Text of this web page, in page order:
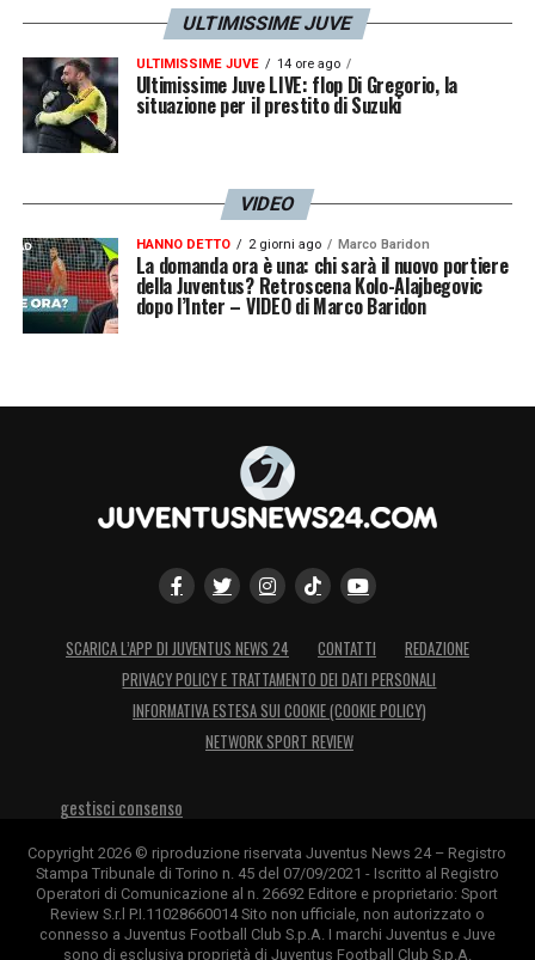
ULTIMISSIME JUVE
ULTIMISSIME JUVE 14 ore ago
Ultimissime Juve LIVE: flop Di Gregorio, la
situazione per il prestito di Suzuki
VIDEO
HANNO DETTO 2 giorni ago Marco Baridon
La domanda ora è una: chi sarà il nuovo portiere
della Juventus? Retroscena Kolo-Alajbegovic
dopo l’Inter – VIDEO di Marco Baridon
SCARICA L’APP DI JUVENTUS NEWS 24 CONTATTI
REDAZIONE
PRIVACY POLICY E TRATTAMENTO DEI DATI PERSONALI
INFORMATIVA ESTESA SUI COOKIE (COOKIE POLICY)
NETWORK SPORT REVIEW
gestisci consenso
Copyright 2026 © riproduzione riservata Juventus News 24 – Registro
Stampa Tribunale di Torino n. 45 del 07/09/2021 - Iscritto al Registro
Operatori di Comunicazione al n. 26692 Editore e proprietario: Sport
Review S.r.l P.I.11028660014 Sito non ufficiale, non autorizzato o
connesso a Juventus Football Club S.p.A. I marchi Juventus e Juve
sono di esclusiva proprietà di Juventus Football Club S.p.A.